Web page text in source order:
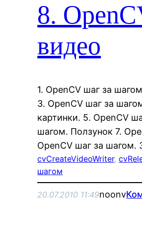
8.
видео
1. OpenCV шаг за
3. OpenCV шаг за
картинки. 5. OpenCV
шагом. Ползунок 7.
OpenCV шаг за шагом.
cvCreateVideoWriter,
шагом
20.07.2010 11:49noonv